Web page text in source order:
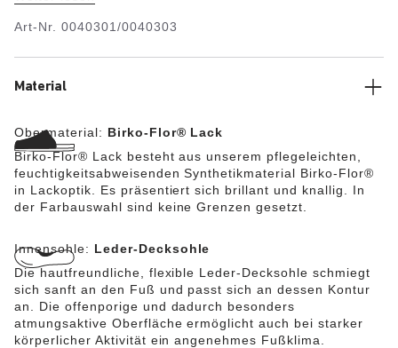
Birko-Flor® mit glänzender Lackbeschichtung.
Art-Nr. 0040301/0040303
Material
Obermaterial: Birko-Flor® Lack
Birko-Flor® Lack besteht aus unserem pflegeleichten,
feuchtigkeitsabweisenden Synthetikmaterial Birko-Flor®
in Lackoptik. Es präsentiert sich brillant und knallig. In
der Farbauswahl sind keine Grenzen gesetzt.
Innensohle: Leder-Decksohle
Die hautfreundliche, flexible Leder-Decksohle schmiegt
sich sanft an den Fuß und passt sich an dessen Kontur
an. Die offenporige und dadurch besonders
atmungsaktive Oberfläche ermöglicht auch bei starker
körperlicher Aktivität ein angenehmes Fußklima.